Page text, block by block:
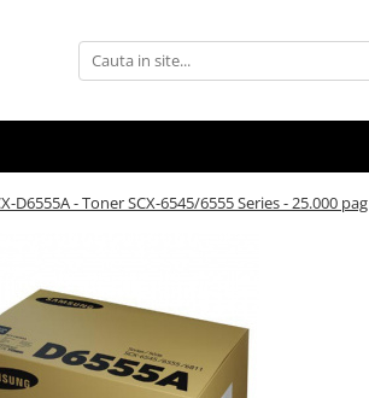
D6555A - Toner SCX-6545/6555 Series - 25.000 pag